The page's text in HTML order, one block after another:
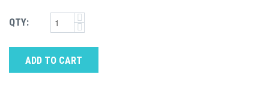
QTY:
ADD TO CART